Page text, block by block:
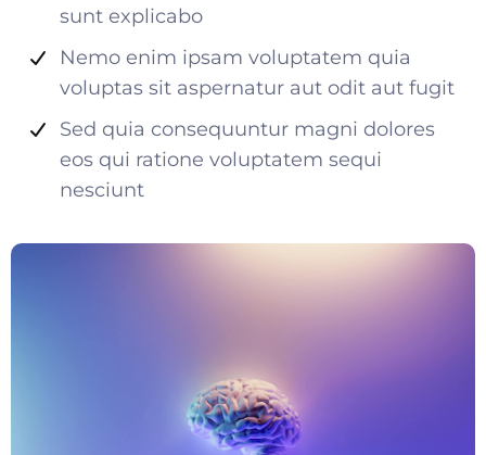
sunt explicabo
Nemo enim ipsam voluptatem quia
voluptas sit aspernatur aut odit aut fugit
Sed quia consequuntur magni dolores
eos qui ratione voluptatem sequi
nesciunt